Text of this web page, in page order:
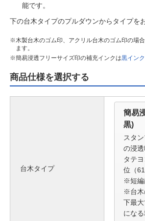
能です。
下の台木タイプのプルダウンからタイプを
木製台木のゴム印、アクリル台木のゴム印の場
ます。
簡易浸透フリーサイズ印の補充インクは黒インク
商品仕様を選択する
台木タイプ
簡易
黒)
スタ
の浸透
タテ
位（
※短編
※台木
下最
にな